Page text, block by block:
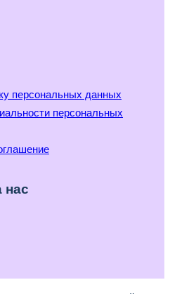
персональных данных
персональных
нас